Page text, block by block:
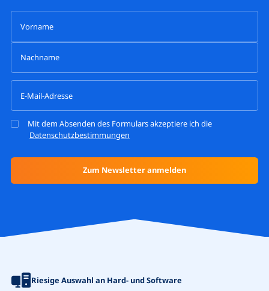
Mit dem Absenden des Formulars akzeptiere ich die
Datenschutzbestimmungen
Riesige Auswahl an Hard- und Software